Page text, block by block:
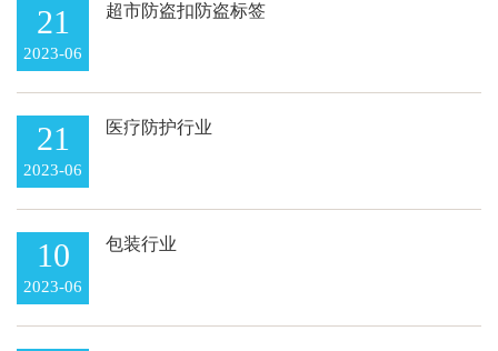
21
2023-06
超市防盗扣防盗标签
21
2023-06
医疗防护行业
10
2023-06
包装行业